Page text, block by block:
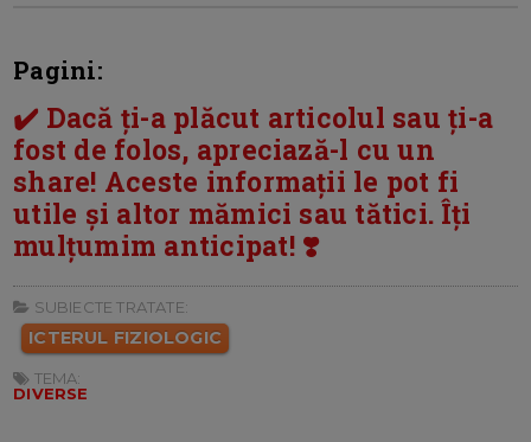
Pagini:
✔️ Dacă ți-a plăcut articolul sau ți-a
fost de folos, apreciază-l cu un
share! Aceste informații le pot fi
utile și altor mămici sau tătici. Îți
mulțumim anticipat! ❣️
SUBIECTE TRATATE:
ICTERUL FIZIOLOGIC
TEMA:
DIVERSE